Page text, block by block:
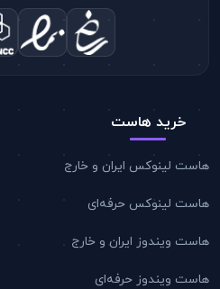
خرید هاست
هاست لینوکس ایران و خارج
هاست لینوکس حرفه‌ای
هاست ویندوز ایران و خارج
هاست ویندوز حرفه‌ای